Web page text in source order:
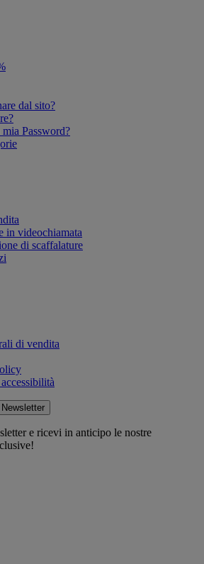
dal sito?
Password?
in videochiamata
di scaffalature
di vendita
Newsletter
e ricevi in anticipo le nostre